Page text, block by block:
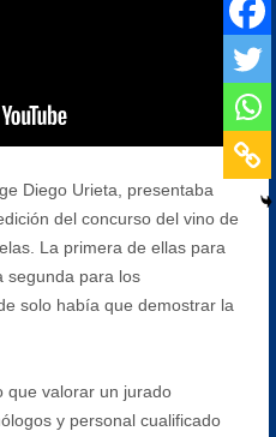
Diego Urieta, presentaba
del concurso del vino de
La primera de ellas para
segunda para los
solo había que demostrar la
que valorar un jurado
y personal cualificado